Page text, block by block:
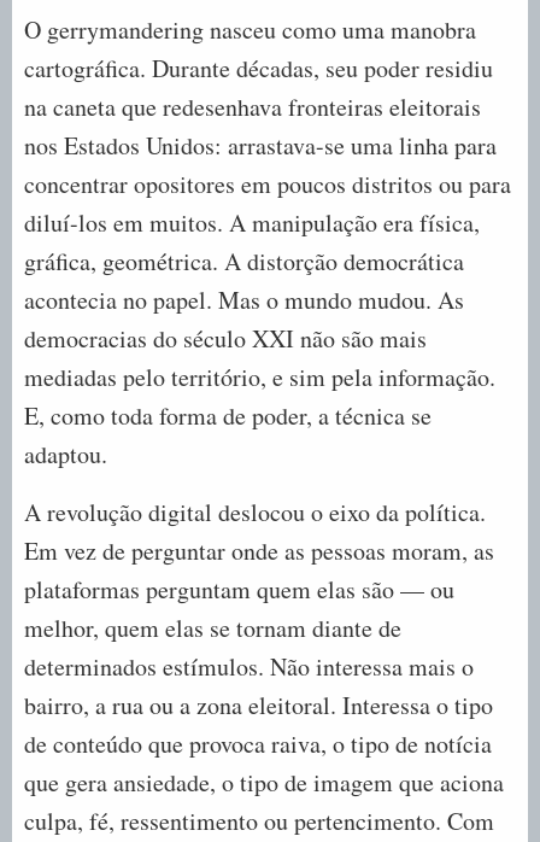
O gerrymandering nasceu como uma manobra
cartográfica. Durante décadas, seu poder residiu
na caneta que redesenhava fronteiras eleitorais
nos Estados Unidos: arrastava-se uma linha para
concentrar opositores em poucos distritos ou para
diluí-los em muitos. A manipulação era física,
gráfica, geométrica. A distorção democrática
acontecia no papel. Mas o mundo mudou. As
democracias do século XXI não são mais
mediadas pelo território, e sim pela informação.
E, como toda forma de poder, a técnica se
adaptou.
A revolução digital deslocou o eixo da política.
Em vez de perguntar onde as pessoas moram, as
plataformas perguntam quem elas são — ou
melhor, quem elas se tornam diante de
determinados estímulos. Não interessa mais o
bairro, a rua ou a zona eleitoral. Interessa o tipo
de conteúdo que provoca raiva, o tipo de notícia
que gera ansiedade, o tipo de imagem que aciona
culpa, fé, ressentimento ou pertencimento. Com